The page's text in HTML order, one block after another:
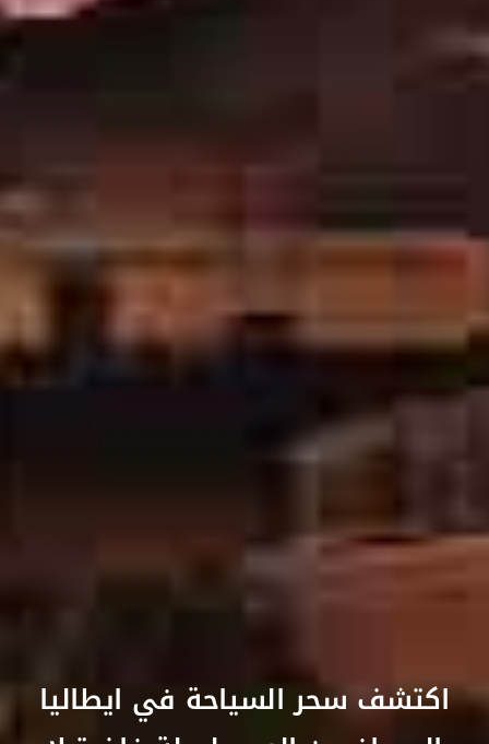
اكتشف سحر السياحة في ايطاليا